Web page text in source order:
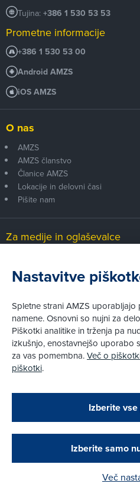
Podarjamo vam
Obstoječi in novi
opravili
vrednostno
Kako do darila?
Tujina: +386 1 530 53 53
Prometne informacije
+386 1 530 53 00
Android AMZS
iOS AMZS
O nas
AMZS
AMZS članstvo
Članice AMZS
Lokacije in delovni časi
Pišite nam
Za medije in oglaševalce
Piškotki
Politika zasebnosti
Informacije o obdelavi osebnih
Pravno obvestilo
Izvensodno reševanje
Cenik članstva AMZS
Pri spletni včlanitvi so podprta naslednja
Nastavitve
Spletne strani AMZS
namene. Osnovni so nujni za
Piškotki analitike in trženja pa
izkušnjo, enostavnejšo uporabo
za vas pomembna.Več o
piškotki.
Izberite
Izberite samo
Več